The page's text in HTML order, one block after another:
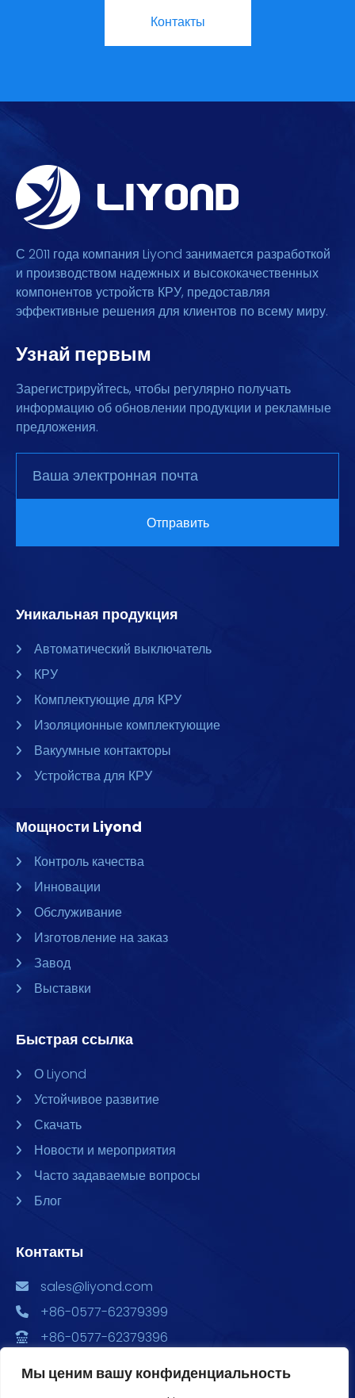
Мы ценим вашу конфиденциальность
Контакты
С 2011 года компания Liyond занимается разработкой
и производством надежных и высококачественных
компонентов устройств КРУ, предоставляя
эффективные решения для клиентов по всему миру.
Узнай первым
Зарегистрируйтесь, чтобы регулярно получать
информацию об обновлении продукции и рекламные
предложения.
Уникальная продукция
Автоматический выключатель
КРУ
Комплектующие для КРУ
Изоляционные комплектующие
Вакуумные контакторы
Устройства для КРУ
Мощности Liyond
Контроль качества
Инновации
Обслуживание
Изготовление на заказ
Завод
Выставки
Быстрая ссылка
О Liyond
Устойчивое развитие
Скачать
Новости и мероприятия
Часто задаваемые вопросы
Блог
Контакты
sales@liyond.com
+86-0577-62379399
+86-0577-62379396
ул. Сюян, 6688, Главный парк экономического